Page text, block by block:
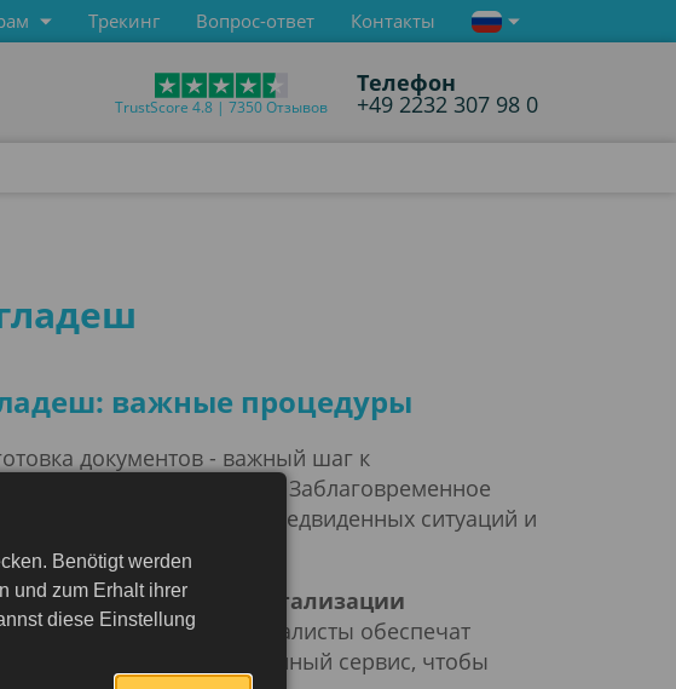
Трекинг Вопрос-ответ Контакты
TrustScore 4.8 | 7350 Отзывов
Телефон
+49 2232 307 98 0
важные процедуры
документов - важный шаг к
бизнес или учеба. Заблаговременное
поможет избежать непредвиденных ситуаций и
Мы окажем помощь в
легализации
. Наши опытные специалисты обеспечат
гарантируем качественный сервис, чтобы
Benötigt werden
und zum Erhalt ihrer
diese Einstellung